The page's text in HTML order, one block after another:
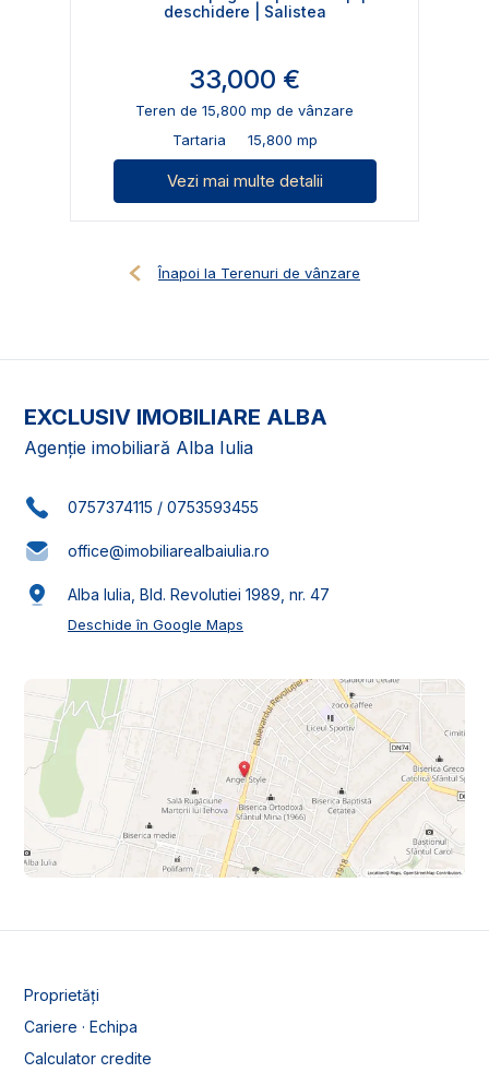
deschidere | Salistea
33,000 €
Teren de 15,800 mp de vânzare
Tartaria
15,800 mp
Vezi mai multe detalii
Înapoi la Terenuri de vânzare
EXCLUSIV IMOBILIARE ALBA
Agenție imobiliară Alba Iulia
0757374115 / 0753593455
office@imobiliarealbaiulia.ro
Alba Iulia, Bld. Revolutiei 1989, nr. 47
Deschide în Google Maps
Proprietăți
Cariere · Echipa
Calculator credite